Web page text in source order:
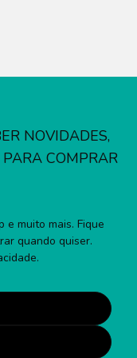
NOVIDADES,
COMPRAR
muito mais. Fique
quando quiser.